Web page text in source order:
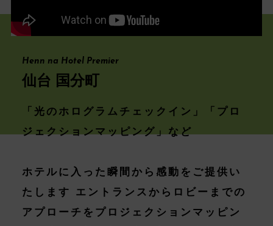
Henn na Hotel Premier
仙台 国分町
「光のホログラムチェックイン」「プロ
ジェクションマッピング」など
ホテルに入った瞬間から感動をご提供い
たします エントランスからロビーまでの
アプローチをプロジェクションマッピン